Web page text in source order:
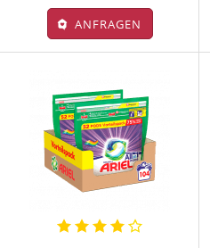
ANFRAGEN